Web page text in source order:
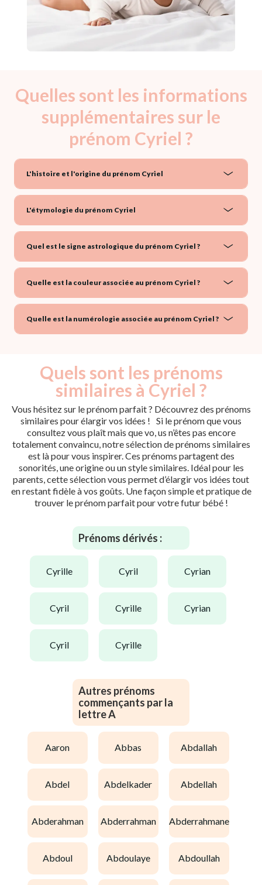
Quelles sont les informations
supplémentaires sur le
prénom Cyriel ?
L'histoire et l'origine du prénom Cyriel
L'étymologie du prénom Cyriel
Quel est le signe astrologique du prénom Cyriel ?
Quelle est la couleur associée au prénom Cyriel ?
Quelle est la numérologie associée au prénom Cyriel ?
Quels sont les prénoms
similaires à Cyriel ?
Vous hésitez sur le prénom parfait ? Découvrez des prénoms
similaires pour élargir vos idées ! Si le prénom que vous
consultez vous plaît mais que vo, us n’êtes pas encore
totalement convaincu, notre sélection de prénoms similaires
est là pour vous inspirer. Ces prénoms partagent des
sonorités, une origine ou un style similaires. Idéal pour les
parents, cette sélection vous permet d’élargir vos idées tout
en restant fidèle à vos goûts. Une façon simple et pratique de
trouver le prénom parfait pour votre futur bébé !
Prénoms dérivés :
cyrille cyril cyrian
cyril cyrille cyrian
cyril cyrille
Autres prénoms
commençants par la
lettre A
aaron abbas abdallah
abdel abdelkader abdellah
abderahman abderrahman abderrahmane
abdoul abdoulaye abdoullah